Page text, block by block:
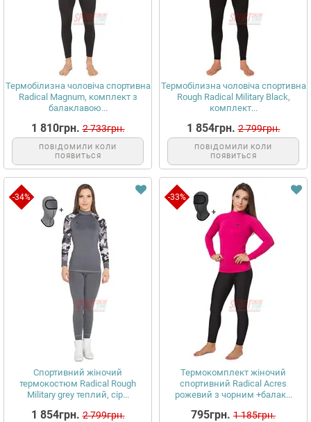
Термобілизна чоловіча спортивна
Radical Magnum, комплект з
балаклавою...
1 810грн. 2 733грн.
ПОВІДОМИЛИ КОЛИ
ПОЯВИТЬСЯ
Термобілизна чоловіча спортивна
Rough Radical Military Black,
комплект...
1 854грн. 2 799грн.
ПОВІДОМИЛИ КОЛИ
ПОЯВИТЬСЯ
-34%
Спортивний жіночий
термокостюм Radical Rough
Military grey теплий, сір...
1 854грн. 2 799грн.
-33%
Термокомплект жіночий
спортивний Radical Acres
рожевий з чорним +балак...
795грн. 1 185грн.